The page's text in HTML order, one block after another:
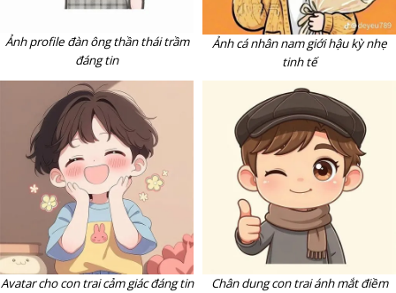
Ảnh profile đàn ông thần thái trầm
đáng tin
Ảnh cá nhân nam giới hậu kỳ nhẹ
tinh tế
Avatar cho con trai cảm giác đáng tin
Chân dung con trai ánh mắt điềm